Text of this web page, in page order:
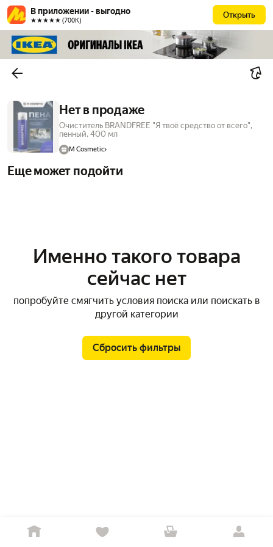
В приложении - выгодно
★★★★★ (700К)
Открыть
Нет в продаже
Очиститель BRANDFREE "Я твоё средство от всего",
пенный, 400 мл
M Cosmetic
Еще может подойти
Именно такого товара
сейчас нет
попробуйте смягчить условия поиска или поискать в
другой категории
Сбросить фильтры